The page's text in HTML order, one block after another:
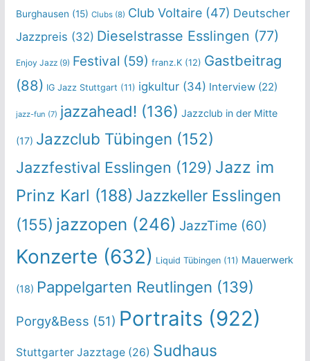
Burghausen (15) Clubs(8) Club Voltaire(47) Deutscher
Jazzpreis (32) Dieselstrasse Esslingen (77)
Enjoy Jazz(9) Festival (59) franz.K(12) Gastbeitrag
(88) IG Jazz Stuttgart (11) igkultur(34) Interview(22)
jazz-fun (7) jazzahead! (136) Jazzclub in der Mitte
(17) Jazzclub Tübingen (152)
Jazzfestival Esslingen (129) Jazz im
Prinz Karl (188) Jazzkeller Esslingen
(155) jazzopen (246) JazzTime (60)
Konzerte (632) Liquid Tübingen(11) Mauerwerk
(18) Pappelgarten Reutlingen (139)
Porgy&Bess (51) Portraits (922)
Stuttgarter Jazztage(26) Sudhaus